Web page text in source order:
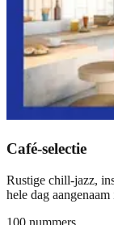
Café-selectie
Rustige chill-jazz,
hele dag
100 nummers